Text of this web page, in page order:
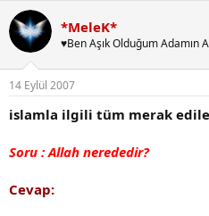
n
b
u
y
u
b
ş
a
a
l
a
g
t
r
*MeleK*
♥Ben Aşık Olduğum Adamın
14 Eylül 2007
islamla ilgili tüm merak
Soru : Allah nerededir?
Cevap: